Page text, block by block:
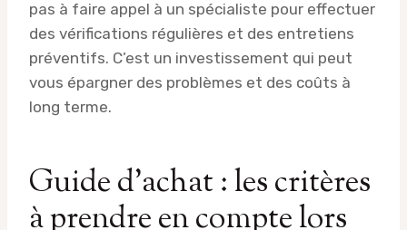
pas à faire appel à un spécialiste pour effectuer
des vérifications régulières et des entretiens
préventifs. C’est un investissement qui peut
vous épargner des problèmes et des coûts à
long terme.
Guide d’achat : les critères
à prendre en compte lors